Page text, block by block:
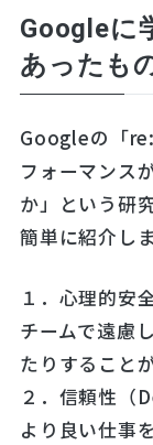
Googleに
あったも
Googleの「
フォーマンス
か」という研
簡単に紹介し
１．心理的安
チームで遠慮
たりすること
２．信頼性（
より良い仕事